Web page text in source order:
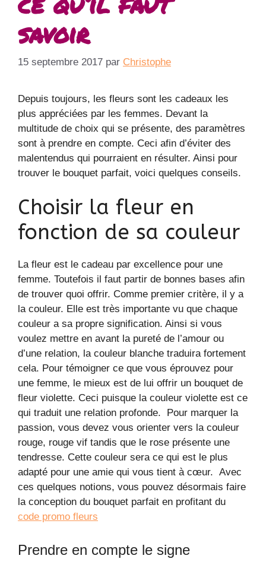
savoir
15 septembre 2017 par Christophe
Depuis toujours, les fleurs sont les cadeaux les
plus appréciées par les femmes. Devant la
multitude de choix qui se présente, des paramètres
sont à prendre en compte. Ceci afin d’éviter des
malentendus qui pourraient en résulter. Ainsi pour
trouver le bouquet parfait, voici quelques conseils.
Choisir la fleur en
fonction de sa couleur
La fleur est le cadeau par excellence pour une
femme. Toutefois il faut partir de bonnes bases afin
de trouver quoi offrir. Comme premier critère, il y a
la couleur. Elle est très importante vu que chaque
couleur a sa propre signification. Ainsi si vous
voulez mettre en avant la pureté de l’amour ou
d’une relation, la couleur blanche traduira fortement
cela. Pour témoigner ce que vous éprouvez pour
une femme, le mieux est de lui offrir un bouquet de
fleur violette. Ceci puisque la couleur violette est ce
qui traduit une relation profonde. Pour marquer la
passion, vous devez vous orienter vers la couleur
rouge, rouge vif tandis que le rose présente une
tendresse. Cette couleur sera ce qui est le plus
adapté pour une amie qui vous tient à cœur. Avec
ces quelques notions, vous pouvez désormais faire
la conception du bouquet parfait en profitant du
code promo fleurs
Prendre en compte le signe